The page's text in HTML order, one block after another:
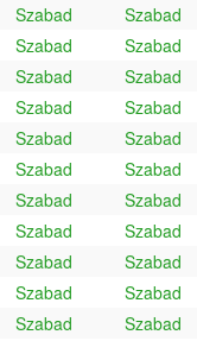
Szabad
Szabad
Szabad
Szabad
Szabad
Szabad
Szabad
Szabad
Szabad
Szabad
Szabad
Szabad
Szabad
Szabad
Szabad
Szabad
Szabad
Szabad
Szabad
Szabad
Szabad
Szabad